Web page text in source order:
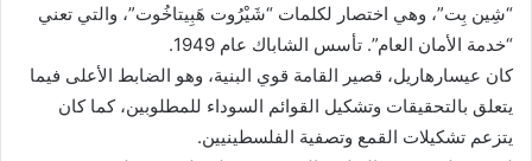
“شِين بِت”، وهي اختصار لكلمات “شَيْرُوت هَبِيتاخُوت”، والتي تعني
“خدمة الأمان العام”. تأسس الشاباك عام 1949.
كان عيسارهاريل، قصير القامة قوي البنية، وهو الضابط الأعلى فيما
يتعلق بالتحقيقات وتشكيل القوائم السوداء للمطلوبين، كما كان
يتزعم تشكيلات القمع وتصفية الفلسطينيين.